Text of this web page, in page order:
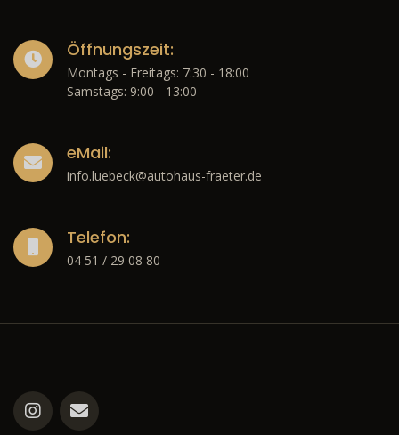
Öffnungszeit:
Montags - Freitags: 7:30 - 18:00
Samstags: 9:00 - 13:00
eMail:
info.luebeck@autohaus-fraeter.de
Telefon:
04 51 / 29 08 80